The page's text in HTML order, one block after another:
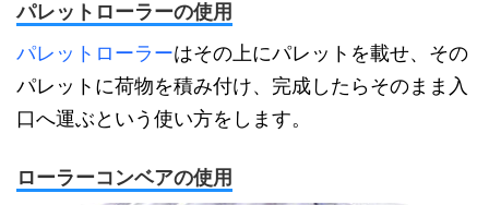
パレットローラーの使用
パレットローラーはその上にパレットを載せ、その
パレットに荷物を積み付け、完成したらそのまま入
口へ運ぶという使い方をします。
ローラーコンベアの使用